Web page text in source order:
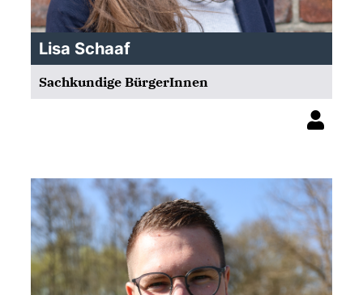
Lisa Schaaf
Sachkundige BürgerInnen